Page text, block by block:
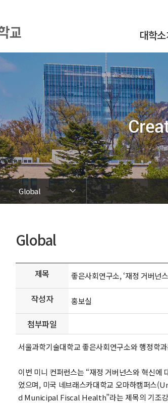
대학
Global
홍보관
대학뉴스
연구성과
발전기금/동문
Global
언론에서 본 SEOULTECH
보도자료
브로슈어
학내행사
동영상자료
사진자료
음악자료
Global
제목 좋은사회연구소, ‘재정 거버넌
작성자 홍보실
첨부파일
서울과학기술대학교 좋은사회연구소와 행정학
이번 미니 컨퍼런스는 “재정 거버넌스와 혁신
었으며, 미국 네브래스카대학교 오마하캠퍼
d Municipal Fiscal Health”라는 제목의 기조